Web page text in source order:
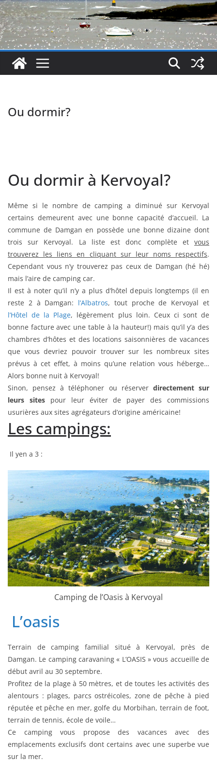
Ou dormir?
Ou dormir à Kervoyal?
Même si le nombre de camping a diminué sur Kervoyal
certains demeurent avec une bonne capacité d’accueil. La
commune de Damgan en possède une bonne dizaine dont
trois sur Kervoyal. La liste est donc complète et vous
trouverez les liens en cliquant sur leur noms respectifs.
Cependant vous n’y trouverez pas ceux de Damgan (hé hé)
mais l’aire de camping car.
Il est à noter qu’il n’y a plus d’hôtel depuis longtemps (il en
reste 2 à Damgan: l’Albatros, tout proche de Kervoyal et
l’Hôtel de la Plage, légèrement plus loin. Ceux ci sont de
bonne facture avec une table à la hauteur!) mais qu’il y’a des
chambres d’hôtes et des locations saisonnières de vacances
que vous devriez pouvoir trouver sur les nombreux sites
prévus à cet effet, à moins qu’une relation vous héberge…
Alors bonne nuit à Kervoyal!
Sinon, pensez à téléphoner ou réserver directement sur
leurs sitespour leur éviter de payer des commissions
usurières aux sites agrégateurs d’origine américaine!
Les campings:
Il yen a 3 :
Camping de l’Oasis à Kervoyal
L’oasis
Terrain de camping familial situé à Kervoyal, près de
Damgan. Le camping caravaning « L’OASIS » vous accueille de
début avril au 30 septembre.
Profitez de la plage à 50 mètres, et de toutes les activités des
alentours : plages, parcs ostréicoles, zone de pêche à pied
réputée et pêche en mer, golfe du Morbihan, terrain de foot,
terrain de tennis, école de voile…
Ce camping vous propose des vacances avec des
emplacements exclusifs dont certains avec une superbe vue
sur la mer.